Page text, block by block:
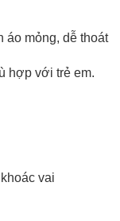
áo mỏng, dễ thoát
hợp với trẻ em.
vai